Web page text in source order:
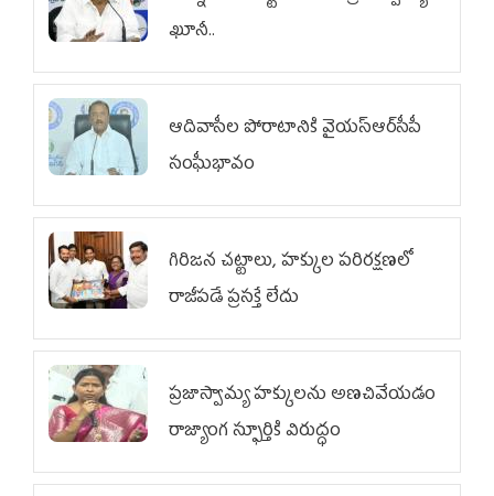
ఖూనీ..
ఆదివాసీల పోరాటానికి వైయ‌స్ఆర్‌సీపీ
సంఘీభావం
గిరిజన చట్టాలు, హక్కుల పరిరక్షణలో
రాజీపడే ప్రసక్తే లేదు
ప్రజాస్వామ్య హక్కులను అణచివేయడం
రాజ్యాంగ స్ఫూర్తికి విరుద్ధం